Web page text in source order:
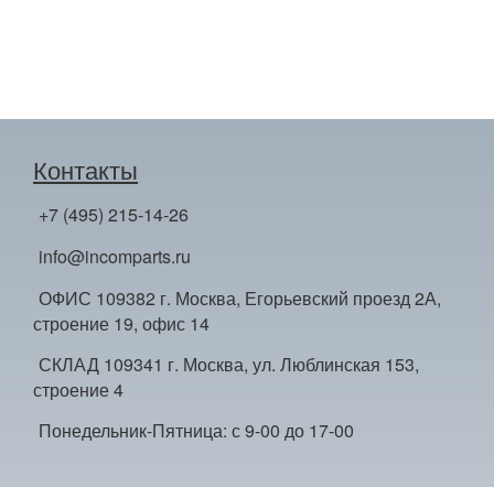
Контакты
+7 (495) 215-14-26
info@incomparts.ru
ОФИС 109382 г. Москва, Егорьевский проезд 2А,
строение 19, офис 14
СКЛАД 109341 г. Москва, ул. Люблинская 153,
строение 4
Понедельник-Пятница: с 9-00 до 17-00